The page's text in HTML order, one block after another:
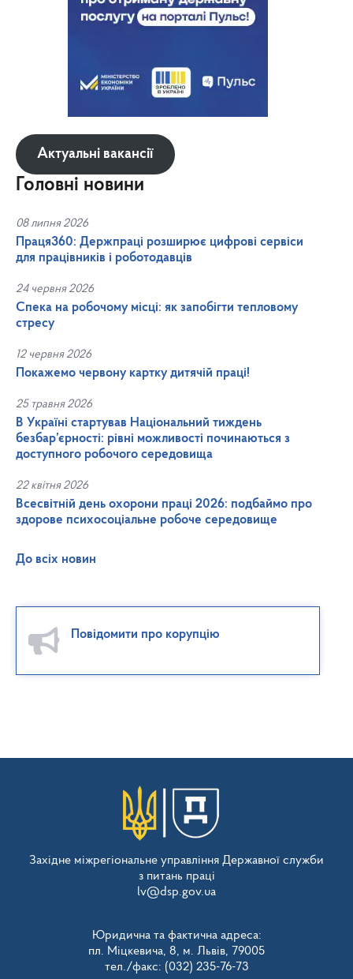
Актуальні вакансії
Головні новини
08 липня 2026
Праця360: Держпраці розширює цифрові сервіси
для працівників і роботодавців
24 червня 2026
Спека на робочому місці: як запобігти тепловому
стресу
12 червня 2026
Покажемо червону картку дитячій праці!
25 травня 2026
В Україні стартував Національний тиждень
безбар’єрності: рівні можливості починаються з
доступного робочого середовища
22 квітня 2026
Всесвітній день охорони праці 2026: подбаймо про
здорове психосоціальне робоче середовище
До всіх новин
Повідомити про корупцію
Західне міжрегіональне управління Державної служби
з питань праці
lv@dsp.gov.ua
Юридична та фактична адреса:
пл. Міцкевича, 8, м. Львів, 79005
тел./факс: (032) 235-76-73